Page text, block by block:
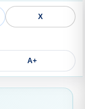
X
A+